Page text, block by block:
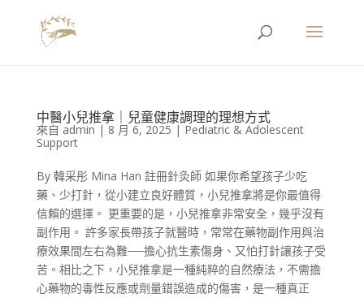
中醫小兒推拿｜兒童健康調理的理想方式
來自 admin | 8 月 6, 2025 | Pediatric & Adolescent
Support
By 韓采彤 Mina Han 註冊針灸師 如果你希望孩子少吃
藥、少打針，從小建立良好體質，小兒推拿將是你最值得
信賴的選擇。 更重要的是，小兒推拿非常安全，幾乎沒有
副作用。 許多家長帶孩子就醫時，常常在藥物副作用與治
療效果間左右為難──擔心抗生素傷身、又怕打針讓孩子受
苦。相比之下，小兒推拿是一種純粹的自然療法，不需擔
心藥物的毒性反應或劑量錯誤造成的傷害，是一種真正